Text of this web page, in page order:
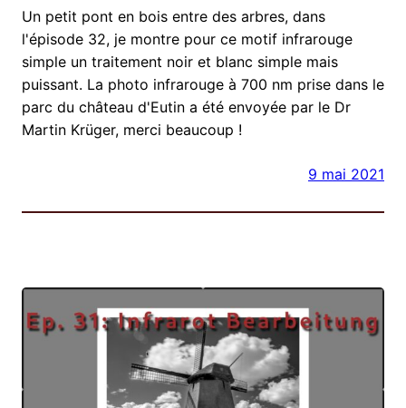
Un petit pont en bois entre des arbres, dans
l'épisode 32, je montre pour ce motif infrarouge
simple un traitement noir et blanc simple mais
puissant. La photo infrarouge à 700 nm prise dans le
parc du château d'Eutin a été envoyée par le Dr
Martin Krüger, merci beaucoup !
9 mai 2021